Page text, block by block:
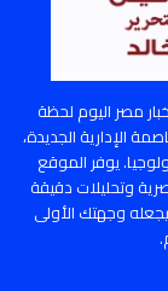
مصر اليوم لحظة
الإدارية الجديدة،
يوفر الموقع
وتحليلات دقيقة
وجهتك الأولى